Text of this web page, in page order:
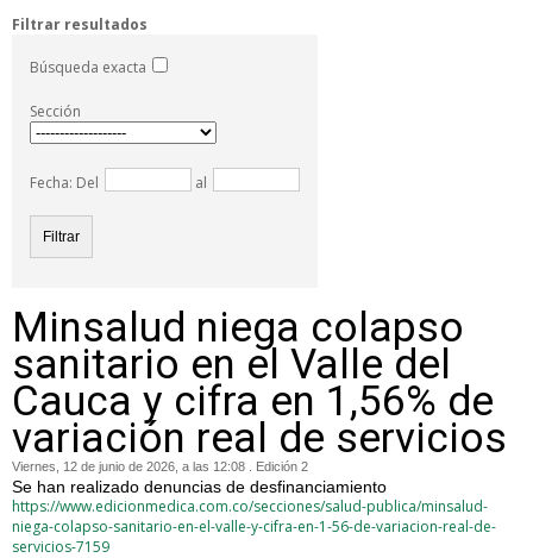
Filtrar resultados
Búsqueda exacta
Sección
Fecha: Del al
Minsalud niega colapso
sanitario en el Valle del
Cauca y cifra en 1,56% de
variación real de servicios
Viernes, 12 de junio de 2026, a las 12:08 . Edición 2
Se han realizado denuncias de desfinanciamiento
https://www.edicionmedica.com.co/secciones/salud-publica/minsalud-
niega-colapso-sanitario-en-el-valle-y-cifra-en-1-56-de-variacion-real-de-
servicios-7159